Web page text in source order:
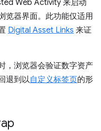
Web Activity 来启动
览器界面。此功能仅适用
Digital Asset Links 来证
，浏览器会验证数字资产
退到以自定义标签页的形